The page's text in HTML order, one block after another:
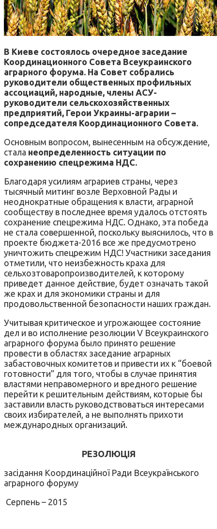
В Киеве состоялось очередное заседание
Координационного Совета Всеукраинского
аграрного форума. На Совет собрались
руководители общественных профильных
ассоциаций, народные, члены АСУ-
руководители сельскохозяйственных
предприятий, Герои Украины-аграрии –
сопредседателя Координационного Совета.
Основным вопросом, вынесенным на обсуждение,
стала неопределенность ситуации по
сохранению спецрежима НДС.
Благодаря усилиям аграриев страны, через
тысячный митинг возле Верховной Рады и
неоднократные обращения к власти, аграрной
сообществу в последнее время удалось отстоять
сохранение спецрежима НДС. Однако, эта победа
не стала совершенной, поскольку выяснилось, что в
проекте бюджета-2016 все же предусмотрено
уничтожить спецрежим НДС! Участники заседания
отметили, что неизбежность краха для
сельхозтоваропроизводителей, к которому
приведет данное действие, будет означать такой
же крах и для экономики страны и для
продовольственной безопасности наших граждан.
Учитывая критическое и угрожающее состояние
дел и во исполнение резолюции V Всеукраинского
аграрного форума было принято решение
провести в областях заседание аграрных
забастовочных комитетов и привести их к “боевой
готовности” для того, чтобы в случае принятия
властями неправомерного и вредного решение
перейти к решительным действиям, которые бы
заставили власть руководствоваться интересами
своих избирателей, а не выполнять прихоти
международных организаций.
РЕЗОЛЮЦІЯ
засідання Координаційної Ради Всеукраїнського
аграрного форуму
Серпень – 2015